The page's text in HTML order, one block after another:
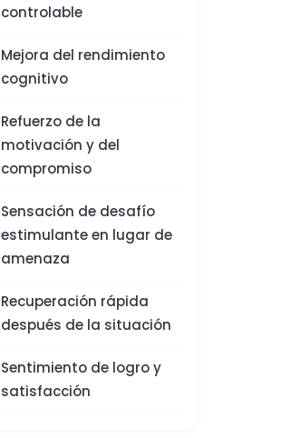
controlable
Mejora del rendimiento
cognitivo
Refuerzo de la
motivación y del
compromiso
Sensación de desafío
estimulante en lugar de
amenaza
Recuperación rápida
después de la situación
Sentimiento de logro y
satisfacción